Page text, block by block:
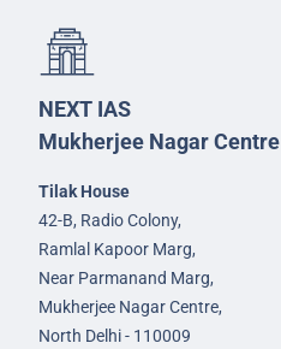
NEXT IAS
Mukherjee Nagar Centre
Tilak House
42-B, Radio Colony,
Ramlal Kapoor Marg,
Near Parmanand Marg,
Mukherjee Nagar Centre,
North Delhi - 110009